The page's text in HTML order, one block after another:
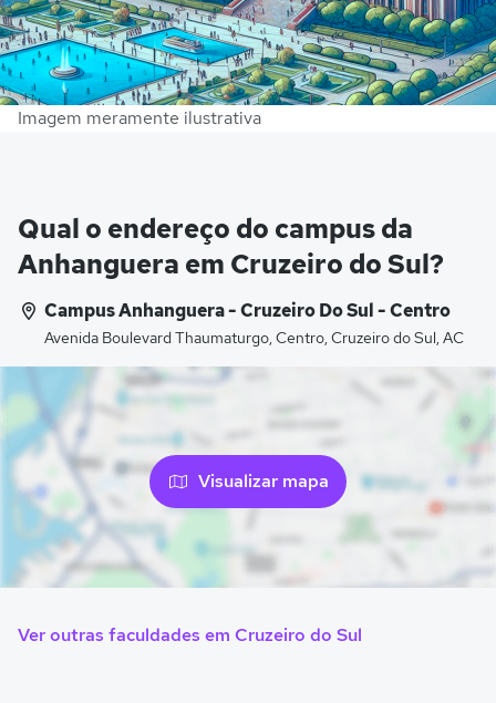
Imagem meramente ilustrativa
Qual o endereço do campus da
Anhanguera em Cruzeiro do Sul?
Campus Anhanguera - Cruzeiro Do Sul - Centro
Avenida Boulevard Thaumaturgo, Centro, Cruzeiro do Sul, AC
Visualizar mapa
Ver outras faculdades em Cruzeiro do Sul